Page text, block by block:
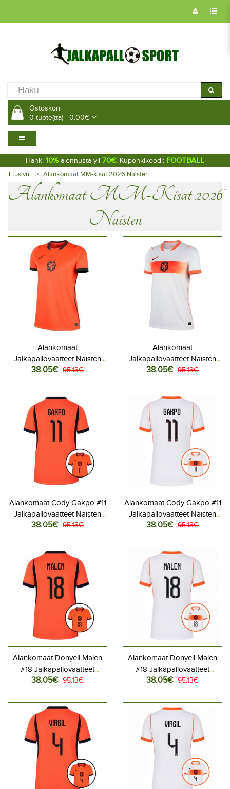
Ostoskori
0 tuote(tta) - 0.00€
Hanki 10% alennusta yli 70€, Kuponkikoodi: FOOTBALL
Etusivu Alankomaat MM-kisat 2026 Naisten
Alankomaat MM-Kisat 2026
Naisten
Alankomaat
Jalkapallovaatteet Naisten
Kotipaita MM-kisat 2026
38.05€ 95.13€
Alankomaat
Jalkapallovaatteet Naisten
Vieraspaita MM-kisat 2026
38.05€ 95.13€
Alankomaat Cody Gakpo #11
Jalkapallovaatteet Naisten
Kotipaita MM-kisat 2026
38.05€ 95.13€
Alankomaat Cody Gakpo #11
Jalkapallovaatteet Naisten
Vieraspaita MM-kisat 2026
38.05€ 95.13€
Alankomaat Donyell Malen
#18 Jalkapallovaatteet
Naisten Kotipaita MM-kisat
38.05€ 95.13€
Alankomaat Donyell Malen
#18 Jalkapallovaatteet
Naisten Vieraspaita MM-kisat
38.05€ 95.13€